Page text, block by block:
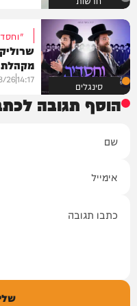
סינגלים
מקהלת
14:17
26
הוסף תגובה